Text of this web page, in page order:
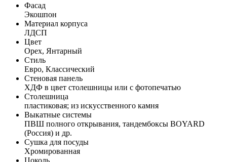
Фасад
Экошпон
Материал корпуса
ЛДСП
Цвет
Орех, Янтарный
Стиль
Евро, Классический
Стеновая панель
ХДФ в цвет столешницы или с фотопечатью
Столешница
пластиковая; из искусственного камня
Выкатные системы
ПВШ полного открывания, тандембоксы BOYARD
(Россия) и др.
Сушка для посуды
Хромированная
Цоколь